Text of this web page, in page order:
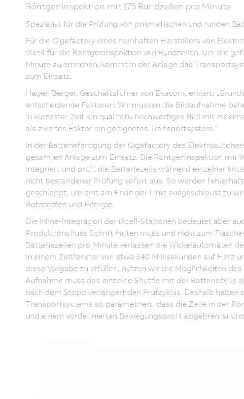
Röntgeninspektion mit 175 Rundzellen pro Minute
Spezialist für die Prüfung von prismatischen und runden
Für die Gigafactory eines namhaften Herstellers von
iXcell für die Röntgeninspektion von Rundzellen. Um die
Minute zu erreichen, kommt in der Anlage das
zum Einsatz.
Hagen Berger, Geschäftsführer von Exacom, erklärt:
entscheidende Faktoren: Wir müssen die Bildaufnahme
in kürzester Zeit ein qualitativ hochwertiges Bild mit
als zweiten Faktor ein geeignetes Transportsystem.“
In der Batteriefertigung der Gigafactory des
gesamten Anlage zum Einsatz. Die Röntgeninspektion mit
integriert und prüft die Batteriezelle während einzelner
nicht bestandener Prüfung sofort aus. So werden
geschleppt, um erst am Ende der Linie ausgeschleust zu
Rohstoffen und Energie.
Die Inline-Integration der iXcell-Stationen bedeutet aber
Produktionsfluss Schritt halten muss und nicht zum
Batteriezellen pro Minute verlassen die Wickelautomaten
in einem Zeitfenster von etwa 340 Millisekunden auf Herz
diese Vorgabe zu erfüllen, nutzen wir die Möglichkeiten
Aufnahme muss das einzelne Shuttle mit der Batteriezelle
nach dem Stopp verlängert den Prüfzyklus. Deshalb haben
Transportsystems so parametriert, dass die Zelle in der
und einem vordefinierten Bewegungsprofil abgebremst